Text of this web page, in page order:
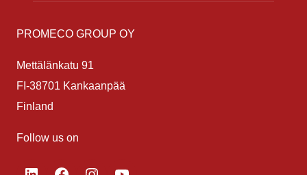
PROMECO GROUP OY
Mettälänkatu 91
FI-38701 Kankaanpää
Finland
Follow us on
LinkedInFacebook